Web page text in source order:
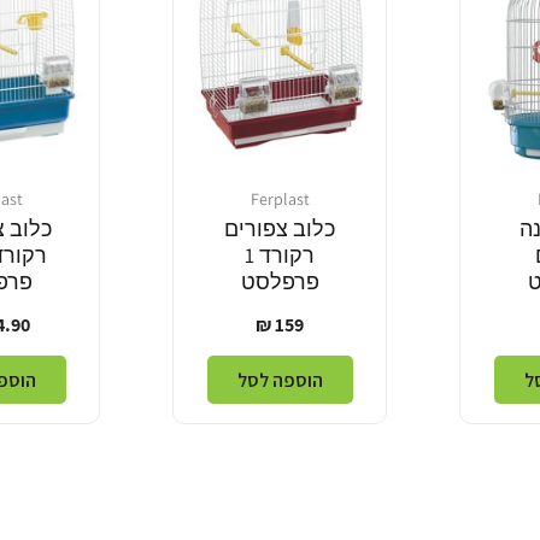
Ferplast
כלוב צפורים
רקורד 1
פרפלסט
מחיר
159 ₪
הוספה לסל
כלוב
₪